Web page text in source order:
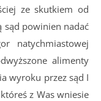
ze skutkiem od
sąd powinien nadać
natychmiastowej
alimenty
wyroku przez sąd I
z Was wniesie